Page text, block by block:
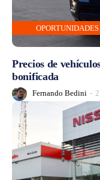
OPORTUNIDADES
Precios de
bonificada
Fernando Bedini -